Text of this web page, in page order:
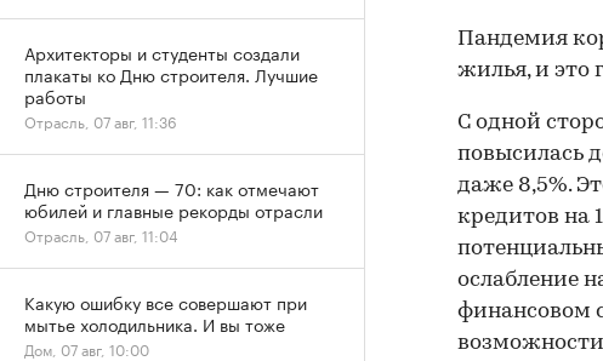
Пандемия
жилья, и это
С одной
повысилась
даже 8,5%.
кредитов на
ослабление
финансовом
возможности
Архитекторы и студенты создали
плакаты ко Дню строителя. Лучшие
работы
Отрасль, 07 авг, 11:36
Дню строителя — 70: как отмечают
юбилей и главные рекорды отрасли
Отрасль, 07 авг, 11:04
Какую ошибку все совершают при
мытье холодильника. И вы тоже
Дом, 07 авг, 10:00